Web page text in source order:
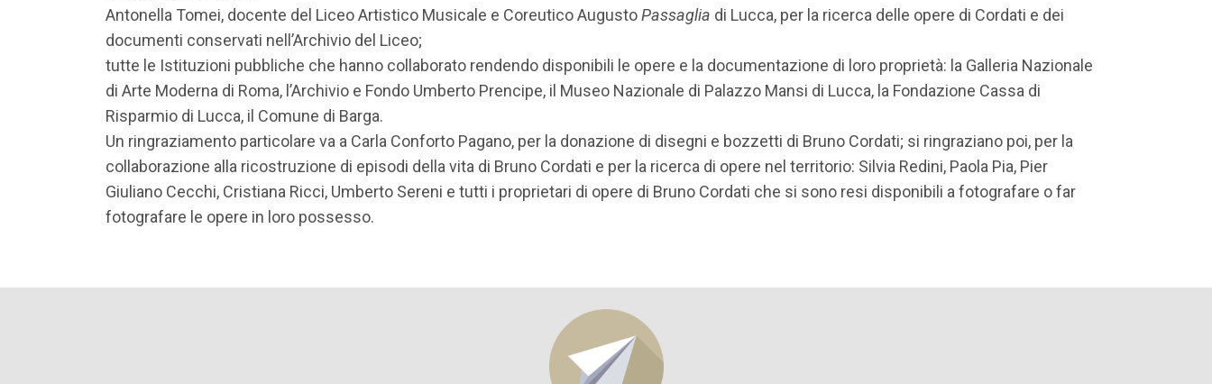
Antonella Tomei, docente del Liceo Artistico Musicale e Coreutico AugustoPassaglia di Lucca, per la ricerca delle opere di Cordati e dei
documenti conservati nell’Archivio del Liceo;
tutte le Istituzioni pubbliche che hanno collaborato rendendo disponibili le opere e la documentazione di loro proprietà: la Galleria Nazionale
di Arte Moderna di Roma, l’Archivio e Fondo Umberto Prencipe, il Museo Nazionale di Palazzo Mansi di Lucca, la Fondazione Cassa di
Risparmio di Lucca, il Comune di Barga.
Un ringraziamento particolare va a Carla Conforto Pagano, per la donazione di disegni e bozzetti di Bruno Cordati; si ringraziano poi, per la
collaborazione alla ricostruzione di episodi della vita di Bruno Cordati e per la ricerca di opere nel territorio: Silvia Redini, Paola Pia, Pier
Giuliano Cecchi, Cristiana Ricci, Umberto Sereni e tutti i proprietari di opere di Bruno Cordati che si sono resi disponibili a fotografare o far
fotografare le opere in loro possesso.